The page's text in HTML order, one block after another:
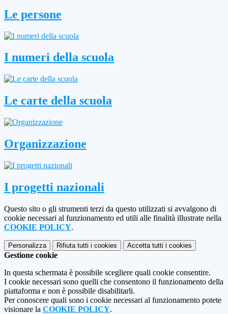
Le persone
I numeri della scuola
Le carte della scuola
Organizzazione
I progetti nazionali
Questo sito o gli strumenti terzi da questo utilizzati si avvalgono di
cookie necessari al funzionamento ed utili alle finalità illustrate nella
COOKIE POLICY.
Personalizza Rifiuta tutti i cookies Accetta tutti i cookies
Gestione cookie
In questa schermata è possibile scegliere quali cookie consentire.
I cookie necessari sono quelli che consentono il funzionamento della
piattaforma e non è possibile disabilitarli.
Per conoscere quali sono i cookie necessari al funzionamento potete
visionare la COOKIE POLICY.